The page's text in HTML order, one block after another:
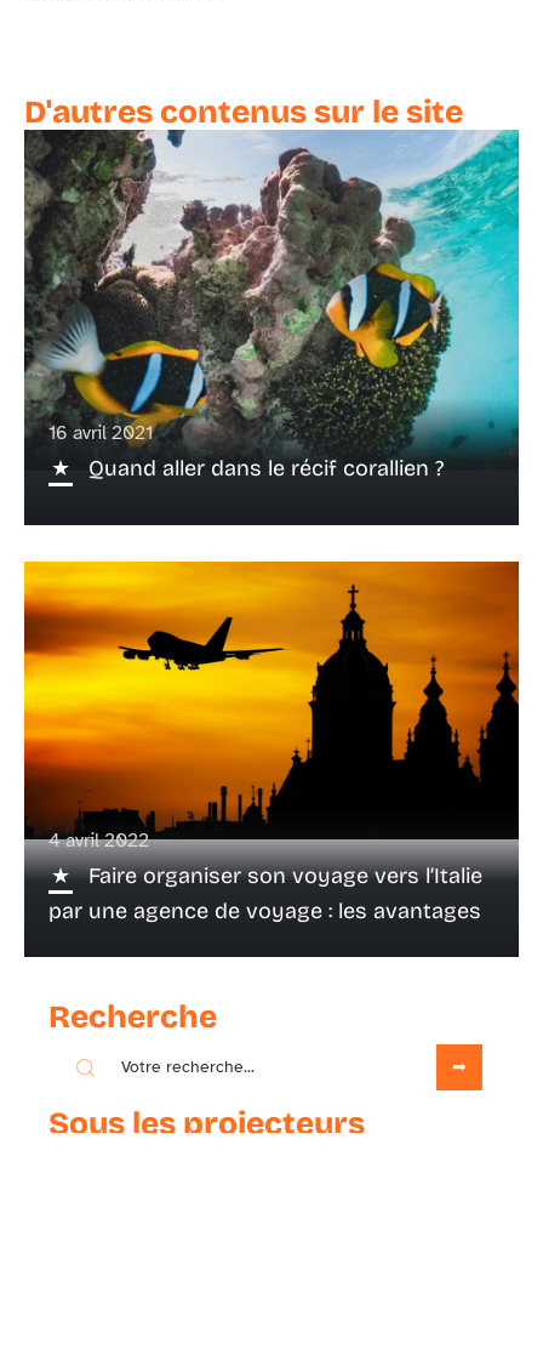
D'autres contenus sur le site
16 avril 2021
Quand aller dans le récif corallien ?
4 avril 2022
Faire organiser son voyage vers l’Italie
par une agence de voyage : les avantages
Recherche
Sous les projecteurs